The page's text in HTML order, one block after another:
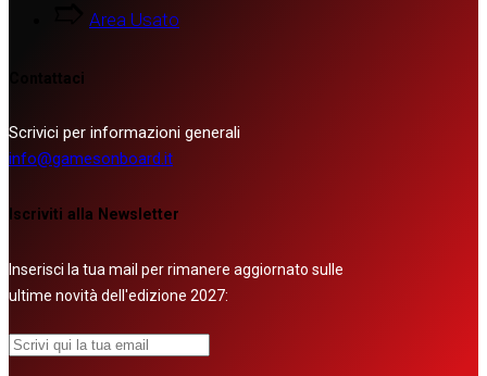
Area Usato
Contattaci
Scrivici per informazioni generali
info@gamesonboard.it
Iscriviti alla Newsletter
Inserisci la tua mail per rimanere aggiornato sulle
ultime novità dell'edizione 2027: